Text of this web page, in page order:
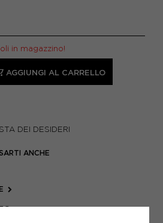
in magazzino!
AGGIUNGI AL CARRELLO
DEI DESIDERI
ANCHE